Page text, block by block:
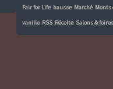
Fair for Life hausse Marché Monts
vanille RSS Récolte Salons & foires